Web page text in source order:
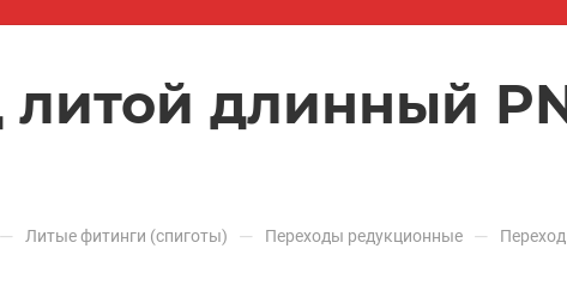
длинный
— Литые фитинги (спиготы) — Переходы редукционные —